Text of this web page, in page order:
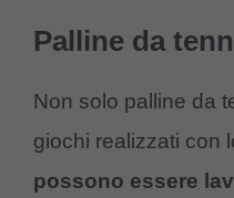
Palline da
Non solo palline da
giochi realizzati con
possono essere